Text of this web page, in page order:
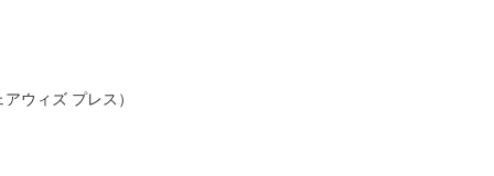
ウィズ プレス）